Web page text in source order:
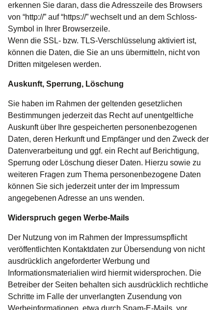
erkennen Sie daran, dass die Adresszeile des Browsers
von “http://” auf “https://” wechselt und an dem Schloss-
Symbol in Ihrer Browserzeile.
Wenn die SSL- bzw. TLS-Verschlüsselung aktiviert ist,
können die Daten, die Sie an uns übermitteln, nicht von
Dritten mitgelesen werden.
Auskunft, Sperrung, Löschung
Sie haben im Rahmen der geltenden gesetzlichen
Bestimmungen jederzeit das Recht auf unentgeltliche
Auskunft über Ihre gespeicherten personenbezogenen
Daten, deren Herkunft und Empfänger und den Zweck der
Datenverarbeitung und ggf. ein Recht auf Berichtigung,
Sperrung oder Löschung dieser Daten. Hierzu sowie zu
weiteren Fragen zum Thema personenbezogene Daten
können Sie sich jederzeit unter der im Impressum
angegebenen Adresse an uns wenden.
Widerspruch gegen Werbe-Mails
Der Nutzung von im Rahmen der Impressumspflicht
veröffentlichten Kontaktdaten zur Übersendung von nicht
ausdrücklich angeforderter Werbung und
Informationsmaterialien wird hiermit widersprochen. Die
Betreiber der Seiten behalten sich ausdrücklich rechtliche
Schritte im Falle der unverlangten Zusendung von
Werbeinformationen, etwa durch Spam-E-Mails, vor.